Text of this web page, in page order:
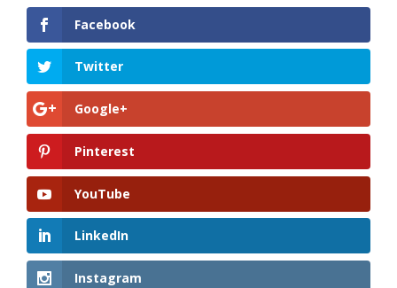
Facebook
Twitter
Google+
Pinterest
YouTube
LinkedIn
Instagram